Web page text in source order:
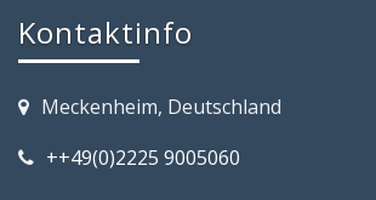
Kontaktinfo
Meckenheim, Deutschland
++49(0)2225 9005060